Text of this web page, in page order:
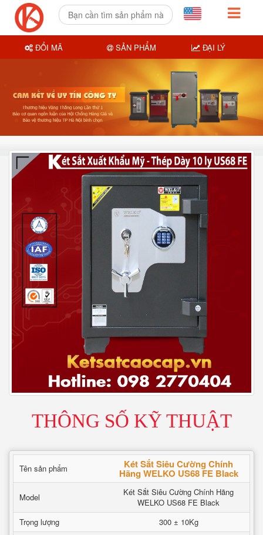
THÔNG SỐ KỸ THUẬT
Tên sản phẩm Két Sắt Siêu Cường Chính
Hãng WELKO US68 FE Black
Model
Két Sắt Siêu Cường Chính Hãng
WELKO US68 FE Black
Trọng lượng
300 ± 10Kg
ĐỔI MÃ SẢN PHẨM ĐẠI LÝ